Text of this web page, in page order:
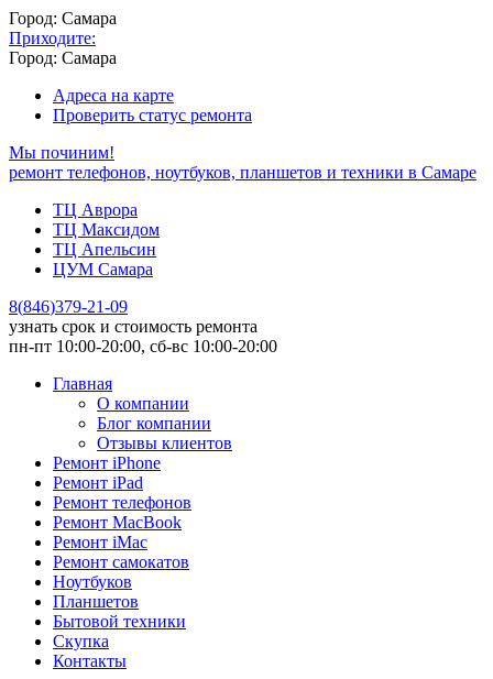
Город: Самара
Приходите:
Город: Самара
Адреса на карте
Проверить статус ремонта
Мы починим!
ремонт телефонов, ноутбуков, планшетов и техники в Самаре
ТЦ Аврора
ТЦ Максидом
ТЦ Апельсин
ЦУМ Самара
8(846)379-21-09
узнать срок и стоимость ремонта
пн-пт 10:00-20:00, сб-вс 10:00-20:00
Главная
О компании
Блог компании
Отзывы клиентов
Ремонт iPhone
Ремонт iPad
Ремонт телефонов
Ремонт MacBook
Ремонт iMac
Ремонт самокатов
Ноутбуков
Планшетов
Бытовой техники
Скупка
Контакты